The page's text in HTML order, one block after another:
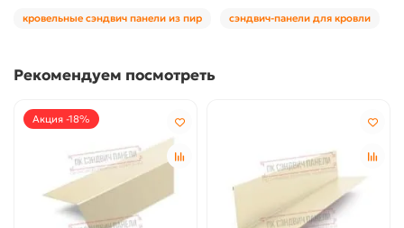
кровельные сэндвич панели из пир сэндвич-панели для кровли
Рекомендуем посмотреть
Акция -18%